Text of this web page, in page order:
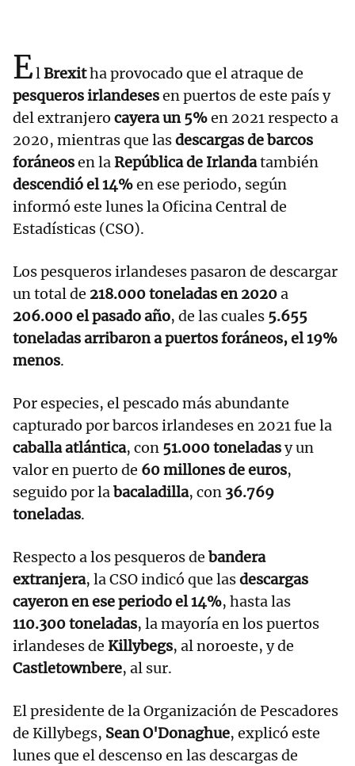
ElBrexitha provocado que el atraque de
pesqueros irlandesesen puertos de este país y
del extranjero cayera un 5%en 2021 respecto a
2020, mientras que lasdescargas de barcos
foráneosen laRepública de Irlandatambién
descendió el 14%en ese periodo, según
informó este lunes la Oficina Central de
Estadísticas (CSO).
Los pesqueros irlandeses pasaron de descargar
un total de 218.000 toneladas en 2020a
206.000 el pasado año, de las cuales 5.655
toneladas arribaron a puertos foráneos, el 19%
menos.
Por especies, el pescado más abundante
capturado por barcos irlandeses en 2021 fue la
caballa atlántica, con 51.000 toneladasy un
valor en puerto de 60 millones de euros,
seguido por labacaladilla, con 36.769
toneladas.
Respecto a los pesqueros de bandera
extranjera, la CSO indicó que lasdescargas
cayeron en ese periodo el 14%, hasta las
110.300 toneladas, la mayoría en los puertos
irlandeses de Killybegs, al noroeste, y de
Castletownbere, al sur.
El presidente de la Organización de Pescadores
de Killybegs, Sean O'Donaghue, explicó este
lunes que el descenso en las descargas de